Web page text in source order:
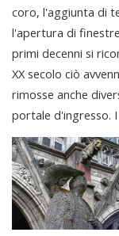
coro, l'aggiunta di
l'apertura di
primi decenni si
XX secolo ciò
rimosse anche
portale d'ingresso.